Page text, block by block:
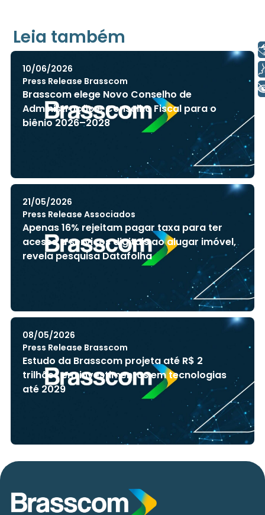
Leia também
10/06/2026
Press Release Brasscom
Brasscom elege Novo Conselho de
Administração e Conselho Fiscal para o
biênio 2026–2028
21/05/2026
Press Release Associados
Apenas 16% rejeitam pagar taxa para ter
acesso a serviços digitais ao alugar imóvel,
revela pesquisa Datafolha
08/05/2026
Press Release Brasscom
Estudo da Brasscom projeta até R$ 2
trilhões em investimentos em tecnologias
até 2029
Libras
+ Acessibilidade